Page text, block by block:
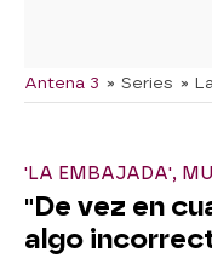
Antena 3 » Series »
'LA EMBAJADA',
"De vez en
algo